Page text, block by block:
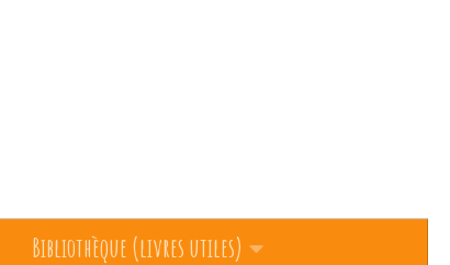
Bibliothèque (livres utiles)